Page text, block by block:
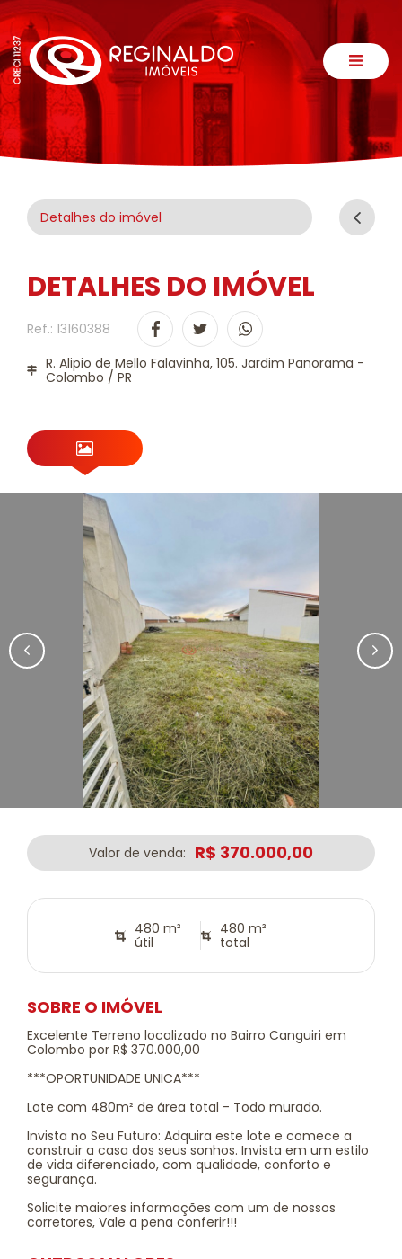
Detalhes do imóvel
DETALHES DO IMÓVEL
Ref.: 13160388
R. Alipio de Mello Falavinha, 105. Jardim Panorama -
Colombo / PR
Valor de venda: R$ 370.000,00
480 m²
útil
480 m²
total
SOBRE O IMÓVEL
Excelente Terreno localizado no Bairro Canguiri em
Colombo por R$ 370.000,00
***OPORTUNIDADE UNICA***
Lote com 480m² de área total - Todo murado.
Invista no Seu Futuro: Adquira este lote e comece a
construir a casa dos seus sonhos. Invista em um estilo
de vida diferenciado, com qualidade, conforto e
segurança.
Solicite maiores informações com um de nossos
corretores, Vale a pena conferir!!!